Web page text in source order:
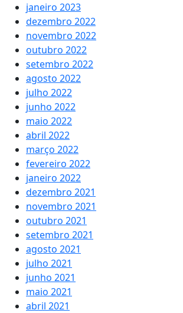
janeiro 2023
dezembro 2022
novembro 2022
outubro 2022
setembro 2022
agosto 2022
julho 2022
junho 2022
maio 2022
abril 2022
março 2022
fevereiro 2022
janeiro 2022
dezembro 2021
novembro 2021
outubro 2021
setembro 2021
agosto 2021
julho 2021
junho 2021
maio 2021
abril 2021